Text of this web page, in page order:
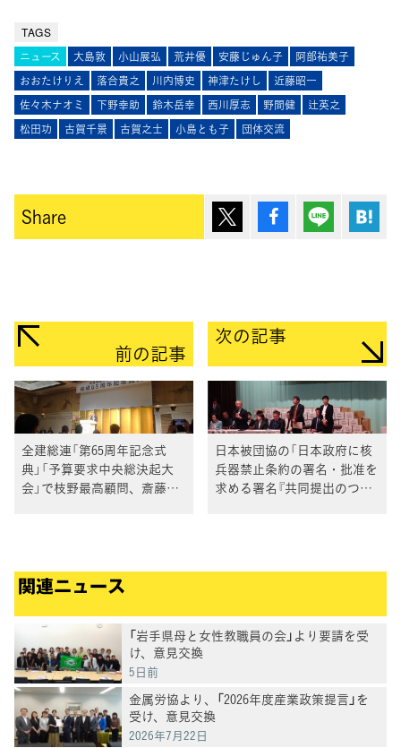
TAGS
ニュース 大島敦 小山展弘 荒井優 安藤じゅん子
阿部祐美子
おおたけりえ
落合貴之 川内博史 神津たけし
近藤昭一
佐々木ナオミ
下野幸助 鈴木岳幸 西川厚志 野間健
辻英之
松田功
古賀千景 古賀之士 小島とも子 団体交流
Share ポスト シェア Lineで送
前の記事
全建総連「第65周年記念式
典」「予算要求中央総決起大
会」で枝野最高顧問、斎藤参
次の記事
日本被団協の「日本政府に核
兵器禁止条約の署名・批准を
求める署名『共同提出のつど
関連ニュース
「岩手県母と女性教職員の会」より要請を受
け、意見交換
5日前
金属労協より、「2026年度産業政策提言」を
受け、意見交換
2026年7月22日